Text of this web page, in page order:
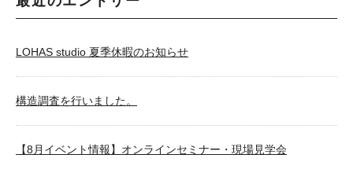
LOHAS studio 夏季休暇のお知らせ
構造調査を行いました。
【8月イベント情報】オンラインセミナー・現場見学会